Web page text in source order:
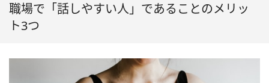
職場で「話しやすい人」であることのメリッ
ト3つ